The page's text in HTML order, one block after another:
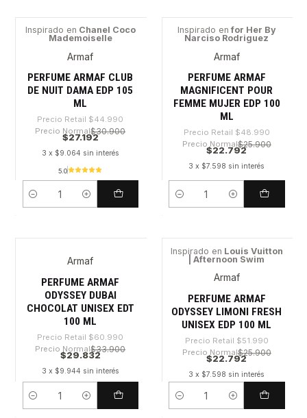
-39%
Inspirado en Chanel Coco
Mademoiselle
Armaf
PERFUME ARMAF CLUB
DE NUIT DAMA EDP 105
ML
Precio Retail $44.990
Precio Normal$30.900
$27.192
3 x $9.064 sin interés
5.0
Cantidad
-53%
Inspirado en for Her By
Narciso Rodriguez
Armaf
PERFUME ARMAF
MAGNIFICENT POUR
FEMME MUJER EDP 100
ML
Precio Retail $48.990
Precio Normal$25.900
$22.792
3 x $7.598 sin interés
Cantidad
Armaf
PERFUME ARMAF
ODYSSEY DUBAI
CHOCOLAT UNISEX EDT
100 ML
Precio Retail $60.990
Precio Normal$33.900
$29.832
3 x $9.944 sin interés
Cantidad
-56%
Inspirado en Louis Vuitton
| Afternoon Swim
Armaf
PERFUME ARMAF
ODYSSEY LIMONI FRESH
UNISEX EDP 100 ML
Precio Retail $51.990
Precio Normal$25.900
$22.792
3 x $7.598 sin interés
Cantidad